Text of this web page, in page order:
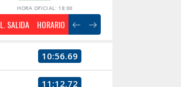
HORA OFICIAL: 18:00
L. SALIDA HORARIO
10:56.69
11:12.72